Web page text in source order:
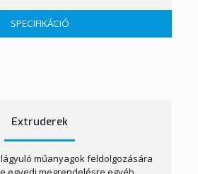
SPECIFIKÁCIÓ
Extruderek
műanyagok feldolgozására